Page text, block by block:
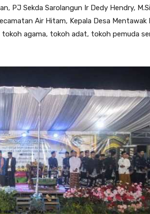
PJ Sekda Sarolangun Ir Dedy Hendry,
Air Hitam, Kepala Desa Mentawak
tokoh agama, tokoh adat, tokoh pemuda